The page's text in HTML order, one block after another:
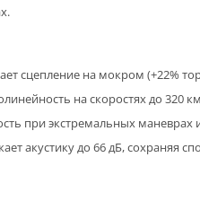
сцепление на мокром (+22%
на скоростях до 320
при экстремальных маневрах
до 66 дБ, сохраняя